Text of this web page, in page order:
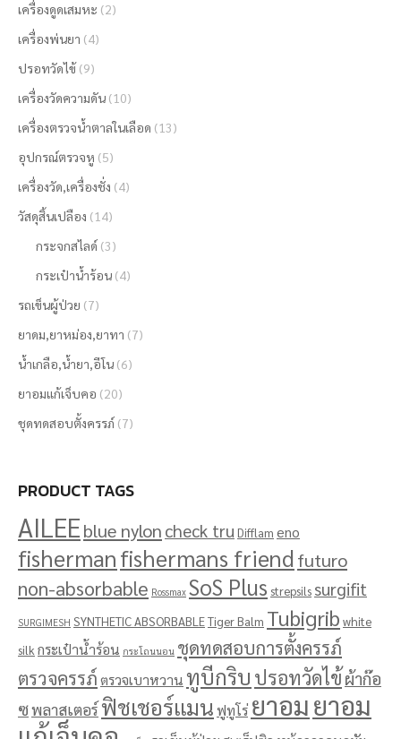
เครื่องดูดเสมหะ (2)
เครื่องพ่นยา (4)
ปรอทวัดไข้ (9)
เครื่องวัดความดัน (10)
เครื่องตรวจน้ำตาลในเลือด (13)
อุปกรณ์ตรวจหู (5)
เครื่องวัด,เครื่องชั่ง (4)
วัสดุสิ้นเปลือง (14)
กระจกสไลด์ (3)
กระเป๋าน้ำร้อน (4)
รถเข็นผู้ป่วย (7)
ยาดม,ยาหม่อง,ยาทา (7)
น้ำเกลือ,น้ำยา,อีโน (6)
ยาอมแก้เจ็บคอ (20)
ชุดทดสอบตั้งครรภ์ (7)
PRODUCT TAGS
AILEEblue nylon check tru Difflam eno
fishermanfishermans friend futuro
non-absorbable Rossmax SoS Plus strepsils surgifit
SURGIMESH SYNTHETIC ABSORBABLETiger Balm Tubigrib white
silk กระเป๋าน้ำร้อน กระโถนนอน ชุดทดสอบการตั้งครรภ์
ตรวจครรภ์ตรวจเบาหวาน ทูบีกริบ ปรอทวัดไข้ผ้าก๊อ
ซพลาสเตอร์ฟิชเชอร์แมนฟูทูโร่ ยาอมยาอม